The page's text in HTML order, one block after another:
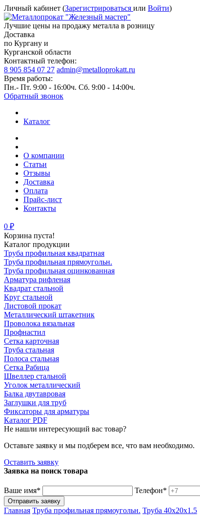
Личный кабинет (Зарегистрироваться или Войти)
Лучшие цены на продажу металла в розницу
Доставка
по Кургану и
Курганской области
Контактный телефон:
8 905 854 07 27 admin@metalloprokatt.ru
Время работы:
Пн.- Пт. 9:00 - 16:00ч. Сб. 9:00 - 14:00ч.
Обратный звонок
Каталог
О компании
Статьи
Отзывы
Доставка
Оплата
Прайс-лист
Контакты
0 ₽
Корзина пуста!
Каталог продукции
Труба профильная квадратная
Труба профильная прямоугольн.
Труба профильная оцинкованная
Арматура рифленая
Квадрат стальной
Круг стальной
Листовой прокат
Металлический штакетник
Проволока вязальная
Профнастил
Сетка карточная
Труба стальная
Полоса стальная
Сетка Рабица
Швеллер стальной
Уголок металлический
Балка двутавровая
Заглушки для труб
Фиксаторы для арматуры
Каталог PDF
Не нашли интересующий вас товар?
Оставьте заявку и мы подберем все, что вам необходимо.
Оставить заявку
Заявка на поиск товара
Ваше имя* Телефон*
Главная Труба профильная прямоугольн. Труба 40х20х1.5